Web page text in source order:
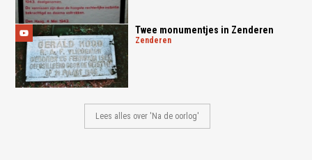
Twee monumentjes in Zenderen
zenderen
Lees alles over 'Na de oorlog'